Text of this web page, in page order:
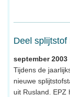
Deel splijtstof
september 2003
Tijdens de
nieuwe
uit Rusland. EPZ